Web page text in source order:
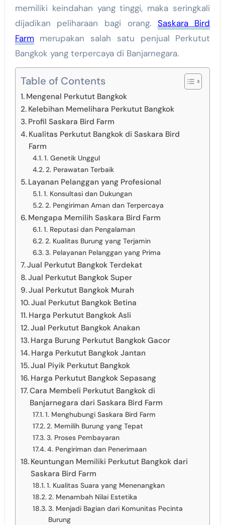
memiliki keindahan yang tinggi, maka seringkali
dijadikan peliharaan bagi orang. Saskara Bird
Farmmerupakan salah satu penjual Perkutut
Bangkok yang terpercaya di Banjarnegara.
Table of Contents
Mengenal Perkutut Bangkok
Kelebihan Memelihara Perkutut Bangkok
Profil Saskara Bird Farm
Kualitas Perkutut Bangkok di Saskara Bird
Farm
1. Genetik Unggul
2. Perawatan Terbaik
Layanan Pelanggan yang Profesional
1. Konsultasi dan Dukungan
2. Pengiriman Aman dan Terpercaya
Mengapa Memilih Saskara Bird Farm
1. Reputasi dan Pengalaman
2. Kualitas Burung yang Terjamin
3. Pelayanan Pelanggan yang Prima
Jual Perkutut Bangkok Terdekat
Jual Perkutut Bangkok Super
Jual Perkutut Bangkok Murah
Jual Perkutut Bangkok Betina
Harga Perkutut Bangkok Asli
Jual Perkutut Bangkok Anakan
Harga Burung Perkutut Bangkok Gacor
Harga Perkutut Bangkok Jantan
Jual Piyik Perkutut Bangkok
Harga Perkutut Bangkok Sepasang
Cara Membeli Perkutut Bangkok di
Banjarnegara dari Saskara Bird Farm
1. Menghubungi Saskara Bird Farm
2. Memilih Burung yang Tepat
3. Proses Pembayaran
4. Pengiriman dan Penerimaan
Keuntungan Memiliki Perkutut Bangkok dari
Saskara Bird Farm
1. Kualitas Suara yang Menenangkan
2. Menambah Nilai Estetika
3. Menjadi Bagian dari Komunitas Pecinta
Burung